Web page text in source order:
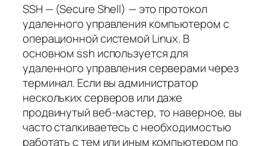
SSH — (Secure Shell) — это протокол
удаленного управления компьютером с
операционной системой Linux. В
основном ssh используется для
удаленного управления серверами через
терминал. Если вы администратор
нескольких серверов или даже
продвинутый веб-мастер, то наверное, вы
часто сталкиваетесь снеобходимостью
работать с тем или иным компьютером по